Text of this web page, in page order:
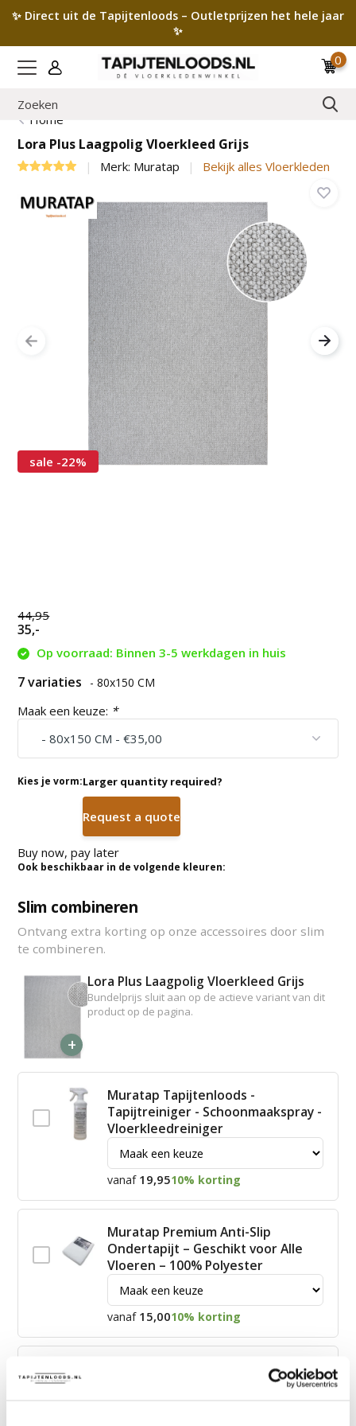
✨ Direct uit de Tapijtenloods – Outletprijzen het hele jaar
✨
0
Home
Lora Plus Laagpolig Vloerkleed Grijs
Merk: Muratap Bekijk alles Vloerkleden
sale -22%
44,95
35,-
Op voorraad: Binnen 3-5 werkdagen in huis
7 variaties - 80x150 CM
Maak een keuze: *
Kies je vorm:Larger quantity required?
Request a quote
Buy now, pay later
Ook beschikbaar in de volgende kleuren:
Slim combineren
Ontvang extra korting op onze accessoires door slim
te combineren.
+
Lora Plus Laagpolig Vloerkleed Grijs
Bundelprijs sluit aan op de actieve variant van dit
product op de pagina.
Muratap Tapijtenloods -
Tapijtreiniger - Schoonmaakspray -
Vloerkleedreiniger
vanaf 19,9510% korting
Muratap Premium Anti-Slip
Ondertapijt – Geschikt voor Alle
Vloeren – 100% Polyester
vanaf 15,0010% korting
James Vloerkleed Schoonmaakset
| Complete Reinigingsset voor